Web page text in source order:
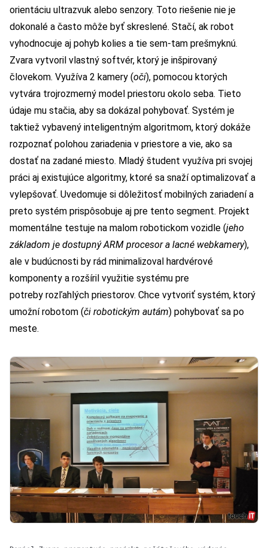
orientáciu ultrazvuk alebo senzory. Toto riešenie nie je
dokonalé a často môže byť skreslené. Stačí, ak robot
vyhodnocuje aj pohyb kolies a tie sem-tam prešmyknú.
Zvara vytvoril vlastný softvér, ktorý je inšpirovaný
človekom. Využíva 2 kamery (oči), pomocou ktorých
vytvára trojrozmerný model priestoru okolo seba. Tieto
údaje mu stačia, aby sa dokázal pohybovať. Systém je
taktiež vybavený inteligentným algoritmom, ktorý dokáže
rozpoznať polohou zariadenia v priestore a vie, ako sa
dostať na zadané miesto. Mladý študent využíva pri svojej
práci aj existujúce algoritmy, ktoré sa snaží optimalizovať a
vylepšovať. Uvedomuje si dôležitosť mobilných zariadení a
preto systém prispôsobuje aj pre tento segment. Projekt
momentálne testuje na malom robotickom vozidle (jeho
základom je dostupný ARM procesor a lacné webkamery),
ale v budúcnosti by rád minimalizoval hardvérové
komponenty a rozšíril využitie systému pre
potreby rozľahlých priestorov. Chce vytvoriť systém, ktorý
umožní robotom (či robotickým autám) pohybovať sa po
meste.